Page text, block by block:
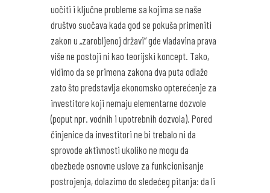
uočiti i ključne probleme sa kojima se naše
društvo suočava kada god se pokuša primeniti
zakon u „zarobljenoj državi“ gde vladavina prava
više ne postoji ni kao teorijski koncept. Tako,
vidimo da se primena zakona dva puta odlaže
zato što predstavlja ekonomsko opterećenje za
investitore koji nemaju elementarne dozvole
(poput npr. vodnih i upotrebnih dozvola). Pored
činjenice da investitori ne bi trebalo ni da
sprovode aktivnosti ukoliko ne mogu da
obezbede osnovne uslove za funkcionisanje
postrojenja, dolazimo do sledećeg pitanja: da li